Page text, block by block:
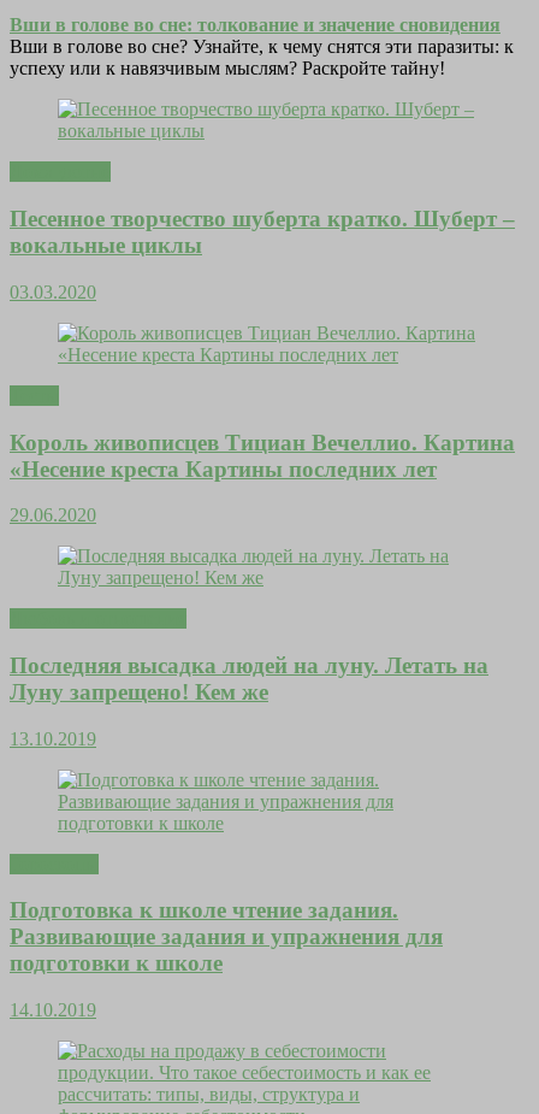
Вши в голове во сне: толкование и значение сновидения
Вши в голове во сне? Узнайте, к чему снятся эти паразиты: к
успеху или к навязчивым мыслям? Раскройте тайну!
Песенное творчество шуберта кратко. Шуберт –
вокальные циклы
03.03.2020
Король живописцев Тициан Вечеллио. Картина
«Несение креста Картины последних лет
29.06.2020
Последняя высадка людей на луну. Летать на
Луну запрещено! Кем же
13.10.2019
Подготовка к школе чтение задания.
Развивающие задания и упражнения для
подготовки к школе
14.10.2019